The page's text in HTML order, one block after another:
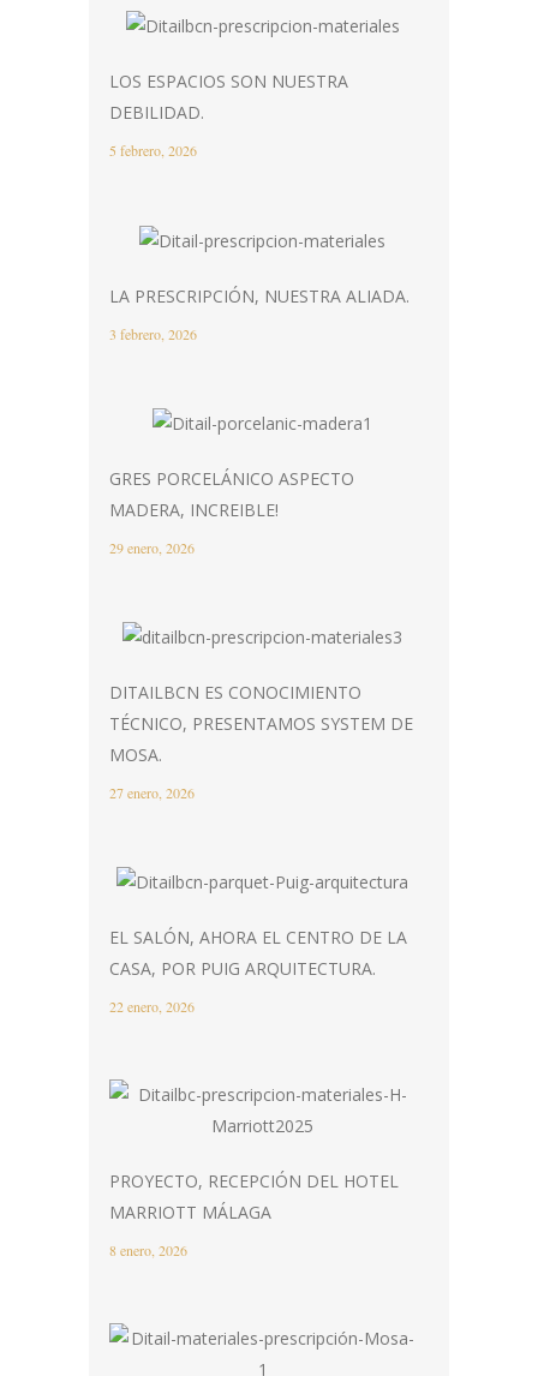
LOS ESPACIOS SON NUESTRA
DEBILIDAD.
5 febrero, 2026
LA PRESCRIPCIÓN, NUESTRA ALIADA.
3 febrero, 2026
GRES PORCELÁNICO ASPECTO
MADERA, INCREIBLE!
29 enero, 2026
DITAILBCN ES CONOCIMIENTO
TÉCNICO, PRESENTAMOS SYSTEM DE
MOSA.
27 enero, 2026
EL SALÓN, AHORA EL CENTRO DE LA
CASA, POR PUIG ARQUITECTURA.
22 enero, 2026
PROYECTO, RECEPCIÓN DEL HOTEL
MARRIOTT MÁLAGA
8 enero, 2026